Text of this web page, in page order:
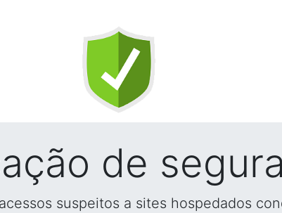
de
suspeitos a sites hospedados